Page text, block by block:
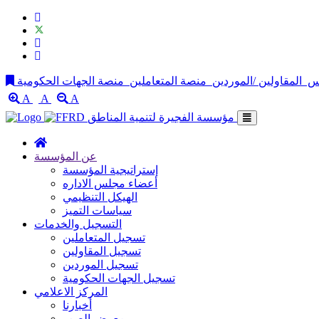
المقاولين /الموردين منصة المتعاملين
A
A
A
عن المؤسسة
إستراتيجية المؤسسة
أعضاء مجلس الاداره
الهيكل التنظيمي
سياسات التميز
التسجيل والخدمات
تسجيل المتعاملين
تسجيل المقاولين
تسجيل الموردين
تسجيل الجهات الحكومية
المركز الاعلامي
أخبارنا